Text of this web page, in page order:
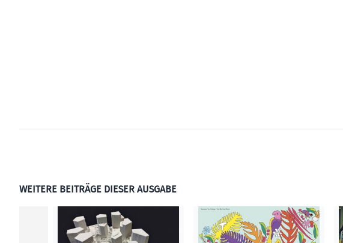
WEITERE BEITRÄGE DIESER AUSGABE